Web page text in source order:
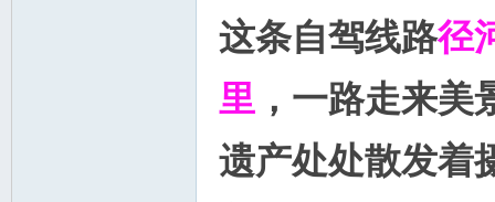
这条自驾线路径
里 ，一路走来
遗产处处散发着